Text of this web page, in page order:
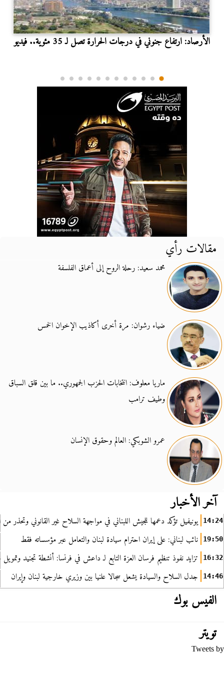
الأرصاد: ارتفاع جنوني في درجات الحرارة تصل لـ 35 مئوية.. فيديو
مقالات رأي
محمد سعيد: رحلة الروح إلى أعماق الفلسفة
ضياء رشوان: مرة أخرى أكاذيب الإخوان الخمس
ماريا معلوف: انتخابات الحزب الجمهوري.. ما بين قلق السباق
وطيف ترامب
عمرو الشوبكي: العالم وحقوق الإنسان
آخر الأخبار
14:24 يونيفيل تؤكد دعمها للجيش اللبناني في مواجهة السلاح غير القانوني وتحذر من
19:50 نائب لبناني: على إيران احترام سيادة لبنان والتعامل عبر مؤسساته فقط
16:32 تزايد نفوذ تنظيم فرسان العزة التابع لـ داعش في فرنسا: أنشطة تجنيد
14:46 جدل السلاح والسيادة يشعل سجالا علنيا بين وزيري خارجية لبنان وإيران
الفيس بوك
تويتر
Tweets by